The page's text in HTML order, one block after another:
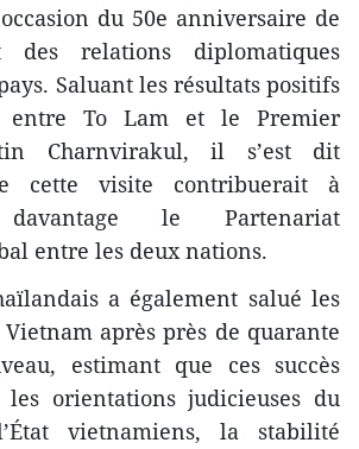
du 50e anniversaire de
des relations diplomatiques
Saluant les résultats positifs
entre To Lam et le Premier
Charnvirakul, il s’est dit
cette visite contribuerait à
davantage le Partenariat
entre les deux nations.
a également salué les
après près de quarante
estimant que ces succès
les orientations judicieuses du
vietnamiens, la stabilité